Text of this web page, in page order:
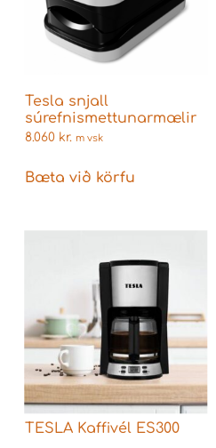
Tesla snjall
súrefnismettunarmælir
8.060 kr. m vsk
Bæta við körfu
TESLA Kaffivél ES300